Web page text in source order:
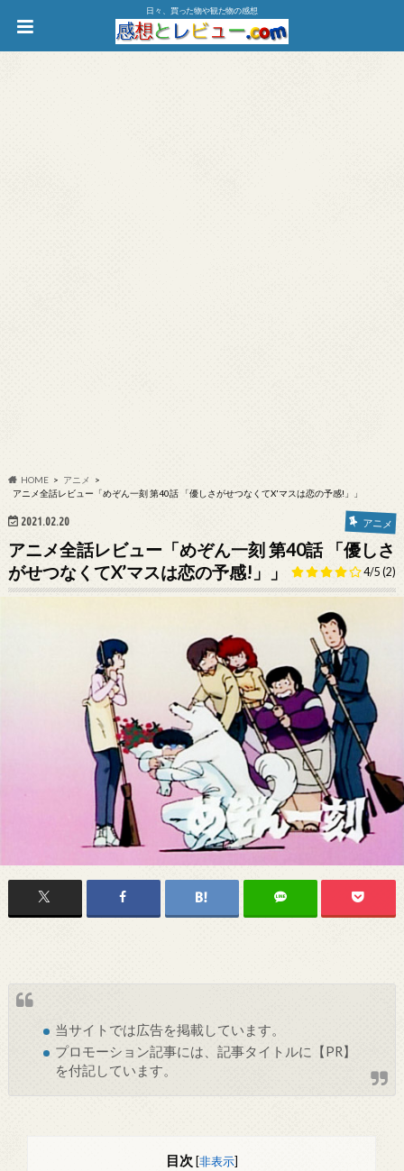
日々、買った物や観た物の感想
HOME
アニメ
アニメ全話レビュー「めぞん一刻 第40話 「優しさがせつなくてX'マスは恋の予感!」」
2021.02.20 アニメ
アニメ全話レビュー「めぞん一刻 第40話 「優しさ
がせつなくてX’マスは恋の予感!」」
4/5 (2)
当サイトでは広告を掲載しています。
プロモーション記事には、記事タイトルに【PR】
を付記しています。
目次 [非表示]